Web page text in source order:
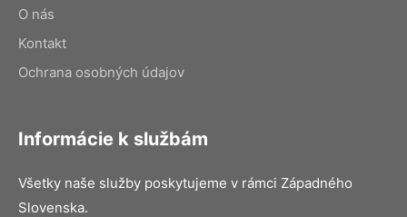
O nás
Kontakt
Ochrana osobných údajov
Informácie k službám
Všetky naše služby poskytujeme v rámci Západného
Slovenska.